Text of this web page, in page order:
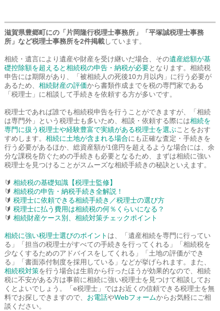
滋賀県豊郷町にの「片岡隆行税理士事務所」「平塚誠税理士事務
所」など税理士事務所を2件掲載しています。
相続・遺言により遺産や財産を受け継いだ場合、その遺産総額が基
礎控除額を超えると相続税の申告・納税が必要となります。相続税
申告には期限があり、「被相続人の死後10カ月以内」に行う必要が
あるため、 相続財産の評価から書類作成までを税の専門家である
「税理士」に相談して手続きを依頼する方が多いです。
税理士であれば誰でも相続税申告を行うことができますが、「相続
は専門外」という税理士も多いため、相談・依頼する際には相続を
専門に扱う税理士や経験豊富で実績がある税理士を選ぶことをおす
すめします。 相続に土地が含まれる場合にも正確な査定・手続きを
行う必要があるほか、総資産額が1億円を超えるような場合には、余
分な課税を防ぐための手続きも必要となるため、まずは相続に強い
税理士を見つけることがスムーズな相続手続きの秘訣といえます。
🔰 相続税の基礎知識【税理士監修】
🔰 相続税の申告・納税手続き全解説！
🔰 税理士に依頼できる相続手続き／税理士の選び方
🔰 税理士に払う費用は相続税の何％くらいになる？
🔰 相続財産ケース別、相続対策チェックポイント
相続に強い税理士選びのポイント は、「遺産相続を専門に行ってい
る」「担当の税理士がすべての手続きを行ってくれる」「相続税を
少なくするためのアドバイスをしてくれる」「土地の評価ができ
る」「書面添付制度を採用している」などが挙げられます。また、
相続税対策を行う場合は生前から行ったほうが効果的なので、相続
税に不安がある方は事前に相続に強い税理士を見つけて相談してお
くとよいでしょう。「e税理士」ではお近くの信頼できる税理士を無
料でお探しできますので、 お電話やWebフォームからお気軽にご相
談ください。